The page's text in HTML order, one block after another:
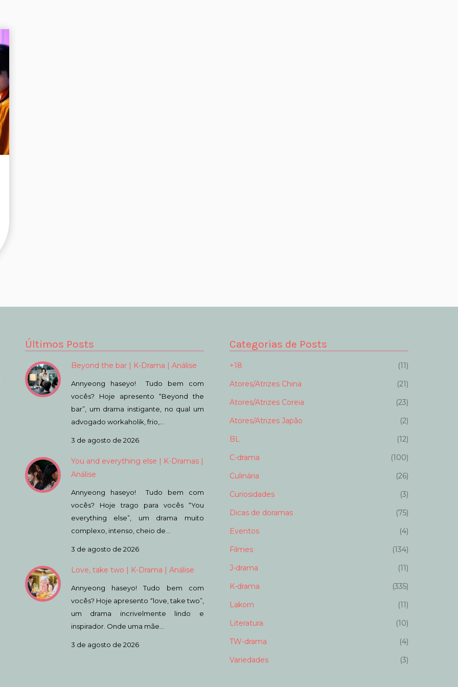
Últimos Posts
Beyond the bar | K-Drama | Análise
Annyeong haseyo! Tudo bem com
vocês? Hoje apresento “Beyond the
bar”, um drama instigante, no qual um
advogado workaholik, frio,…
3 de agosto de 2026
You and everything else | K-Dramas |
Análise
Annyeong haseyo! Tudo bem com
vocês? Hoje trago para vocês “You
everything else”, um drama muito
complexo, intenso, cheio de…
3 de agosto de 2026
Love, take two | K-Drama | Análise
Annyeong haseyo! Tudo bem com
vocês? Hoje apresento “love, take two”,
um drama incrivelmente lindo e
inspirador. Onde uma mãe…
3 de agosto de 2026
Categorias de Posts
+18
(11)
Atores/Atrizes China
(21)
Atores/Atrizes Coreia
(23)
Atores/Atrizes Japão
(2)
BL
(12)
C-drama
(100)
Culinária
(26)
Curiosidades
(3)
Dicas de doramas
(75)
Eventos
(4)
Filmes
(134)
J-drama
(11)
K-drama
(335)
Lakorn
(11)
Literatura
(10)
TW-drama
(4)
Variedades
(3)